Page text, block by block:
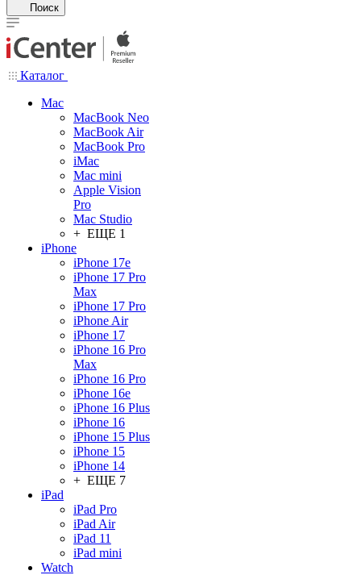
Поиск
Каталог
Mac
MacBook Neo
MacBook Air
MacBook Pro
iMac
Mac mini
Apple Vision
Pro
Mac Studio
+ ЕЩЕ 1
iPhone
iPhone 17e
iPhone 17 Pro
Max
iPhone 17 Pro
iPhone Air
iPhone 17
iPhone 16 Pro
Max
iPhone 16 Pro
iPhone 16e
iPhone 16 Plus
iPhone 16
iPhone 15 Plus
iPhone 15
iPhone 14
+ ЕЩЕ 7
iPad
iPad Pro
iPad Air
iPad 11
iPad mini
Watch